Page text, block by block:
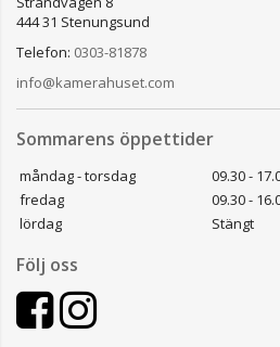
444 31 Stenungsund
Telefon: 0303-81878
info@kamerahuset.com
Sommarens öppettider
måndag - torsdag
09.30 -
fredag
09.30 -
lördag
Stängt
Följ oss